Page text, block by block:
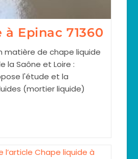
Epinac 71360
matière de chape liquide
la Saône et Loire :
l'étude et la
(mortier liquide)